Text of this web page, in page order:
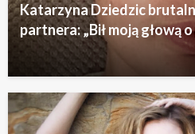
Katarzyna Dziedzic
partnera: „Bił moją głową